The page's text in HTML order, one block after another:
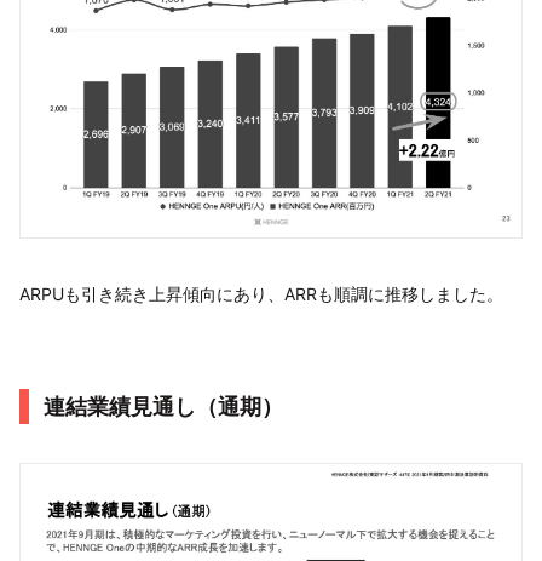
ARPUも引き続き上昇傾向にあり、ARRも順調に推移しました。
連結業績見通し（通期）